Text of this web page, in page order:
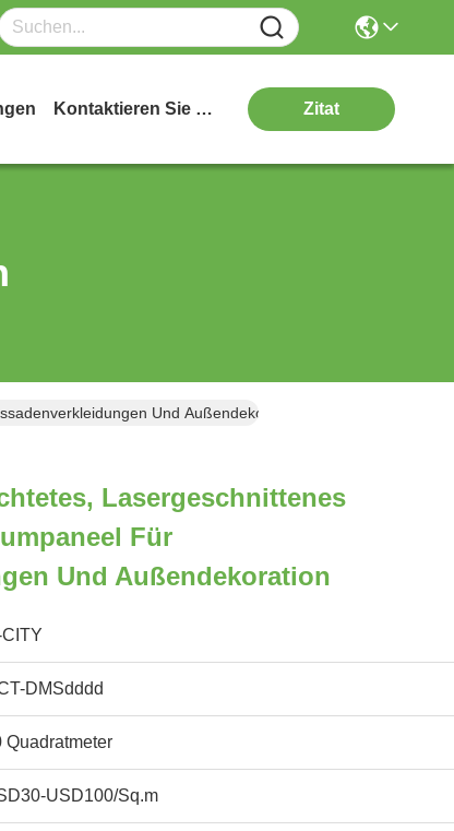
Kontaktieren Sie Uns Zitat
Und Außendekoration
Lasergeschnittenes
Für
Und Außendekoration
CITY
DMSdddd
Quadratmeter
USD100/Sq.m